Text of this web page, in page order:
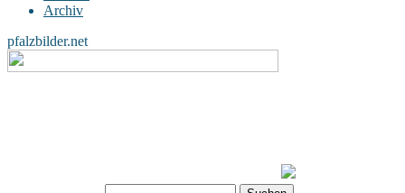
Archiv
pfalzbilder.net